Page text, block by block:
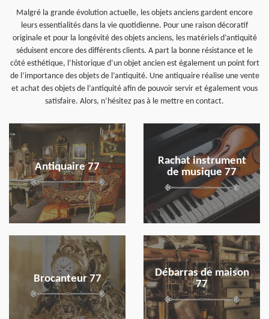
Malgré la grande évolution actuelle, les objets anciens gardent encore
leurs essentialités dans la vie quotidienne. Pour une raison décoratif
originale et pour la longévité des objets anciens, les matériels d’antiquité
séduisent encore des différents clients. A part la bonne résistance et le
côté esthétique, l’historique d’un objet ancien est également un point fort
de l’importance des objets de l’antiquité. Une antiquaire réalise une vente
et achat des objets de l’antiquité afin de pouvoir servir et également vous
satisfaire. Alors, n’hésitez pas à le mettre en contact.
Antiquaire 77
en savoir plus
Rachat instrument
de musique 77
en savoir plus
Brocanteur 77
en savoir plus
Débarras de maison
77
en savoir plus